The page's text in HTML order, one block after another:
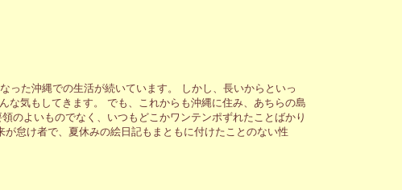
った沖縄での生活が続いています。 しかし、長いからといっ
な気もしてきます。 でも、これからも沖縄に住み、あちらの島
のよいものでなく、いつもどこかワンテンポずれたことばかり
怠け者で、夏休みの絵日記もまともに付けたことのない性